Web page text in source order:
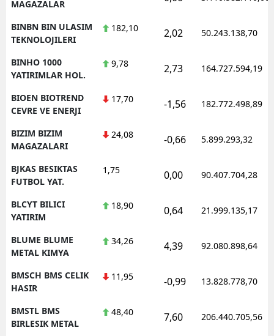
MAGAZALAR
BINBN BIN ULASIM
TEKNOLOJILERI
182,10 2,02 50.243.138,70
BINHO 1000
YATIRIMLAR HOL.
9,78 2,73 164.727.594,19
BIOEN BIOTREND
CEVRE VE ENERJI
17,70 -1,56 182.772.498,89
BIZIM BIZIM
MAGAZALARI
24,08 -0,66 5.899.293,32
BJKAS BESIKTAS
FUTBOL YAT.
1,75 0,00 90.407.704,28
BLCYT BILICI
YATIRIM
18,90 0,64 21.999.135,17
BLUME BLUME
METAL KIMYA
34,26 4,39 92.080.898,64
BMSCH BMS CELIK
HASIR
11,95 -0,99 13.828.778,70
BMSTL BMS
BIRLESIK METAL
48,40 7,60 206.440.705,56